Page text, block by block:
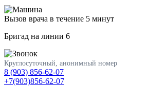
Вызов врача в течение 5 минут
Бригад на линии 6
Круглосуточный, анонимный номер
8 (903) 856-62-07
+7(903)856-62-07